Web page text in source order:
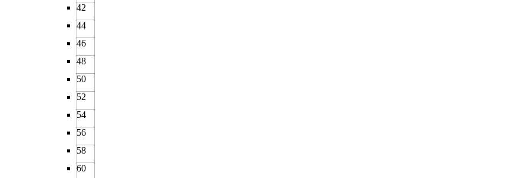
42
44
46
48
50
52
54
56
58
60